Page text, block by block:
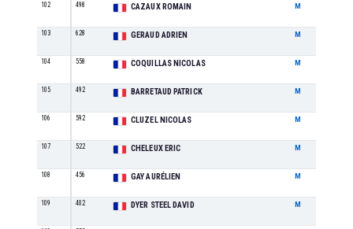
102 498 CAZAUX ROMAIN M
103 628 GERAUD ADRIEN M
104 558 COQUILLAS NICOLAS M
105 492 BARRETAUD PATRICK M
106 592 CLUZEL NICOLAS M
107 522 CHELEUX ERIC M
108 456 GAY AURÉLIEN M
109 402 DYER STEEL DAVID M